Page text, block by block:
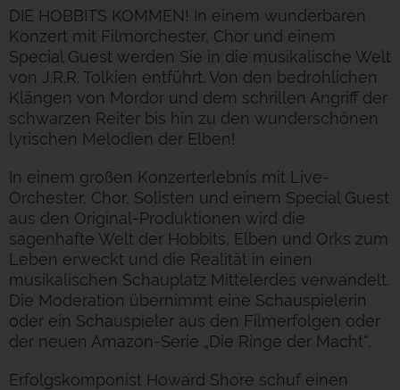
DIE HOBBITS KOMMEN! In einem wunderbaren
Konzert mit Filmorchester, Chor und einem
Special Guest werden Sie in die musikalische Welt
von J.R.R. Tolkien entführt. Von den bedrohlichen
Klängen von Mordor und dem schrillen Angriff der
schwarzen Reiter bis hin zu den wunderschönen
lyrischen Melodien der Elben!
In einem großen Konzerterlebnis mit Live-
Orchester, Chor, Solisten und einem Special Guest
aus den Original-Produktionen wird die
sagenhafte Welt der Hobbits, Elben und Orks zum
Leben erweckt und die Realität in einen
musikalischen Schauplatz Mittelerdes verwandelt.
Die Moderation übernimmt eine Schauspielerin
oder ein Schauspieler aus den Filmerfolgen oder
der neuen Amazon-Serie „Die Ringe der Macht“.
Erfolgskomponist Howard Shore schuf einen